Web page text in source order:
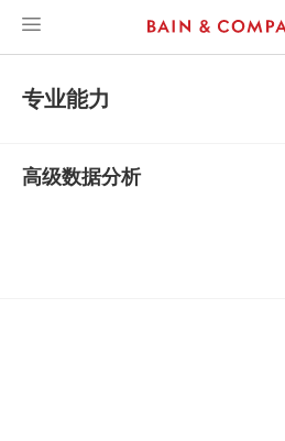
专业能力
高级数据分析